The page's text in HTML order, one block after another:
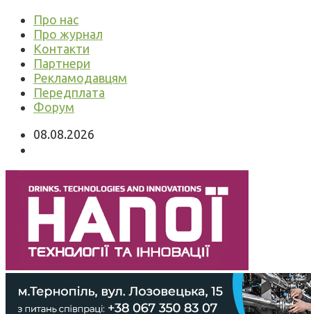
Про нас
Про журнал
Контакти
Партнери
Рекламодавцям
Передплата
Форум
08.08.2026